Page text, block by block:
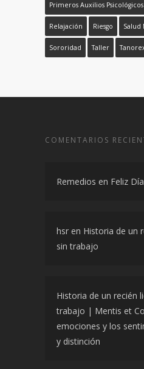
Primeros Auxilios Psicológicos
Relajación Riesgo Salud
Sororidad Taller
COMENTARIOS
Remedios en Feliz
hsr en Historia de un
sin trabajo
Historia de un recién
trabajo | Mentis et
emociones y los
y distinción